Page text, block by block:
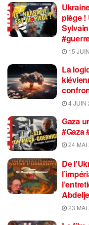
piège !
15
La
4 JUIN
Gaza
#Gaza
24 MAI
De
23 MAI